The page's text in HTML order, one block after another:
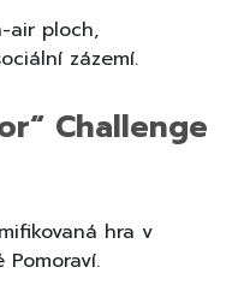
air ploch,
zázemí.
Challenge
hra v